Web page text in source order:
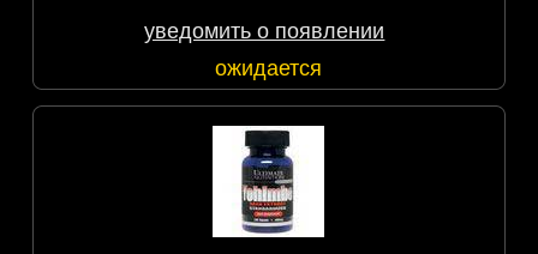
уведомить о появлении
ожидается